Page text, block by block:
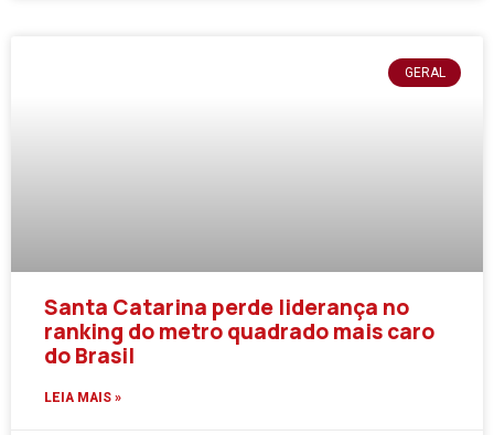
GERAL
Santa Catarina perde liderança no
ranking do metro quadrado mais caro
do Brasil
LEIA MAIS »